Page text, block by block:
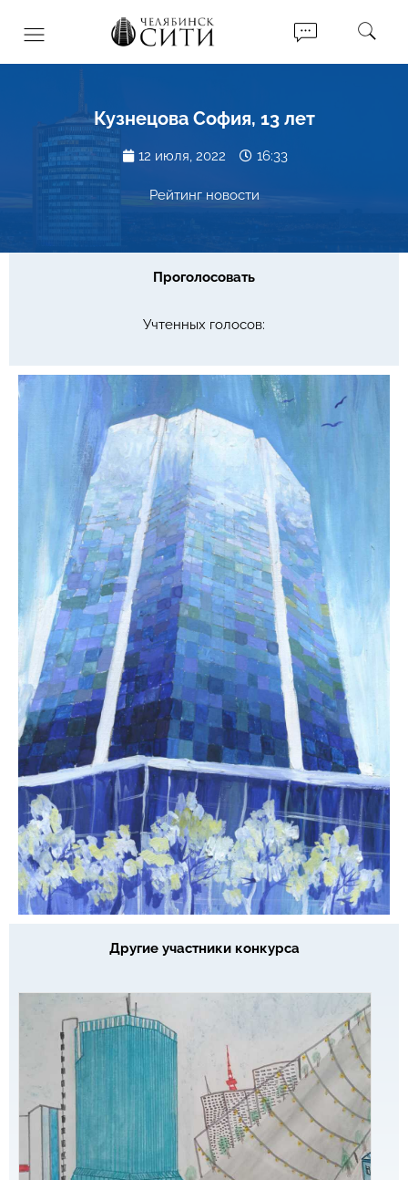
Кузнецова София, 13 лет
12 июля, 2022 16:33
Рейтинг новости
Проголосовать
Учтенных голосов:
Другие участники конкурса